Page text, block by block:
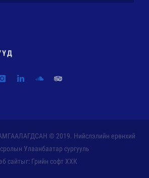
© 2019. Нийслэлийн ерөнхий
Улаанбаатар сургууль
сайтыг: Грийн софт ХХК